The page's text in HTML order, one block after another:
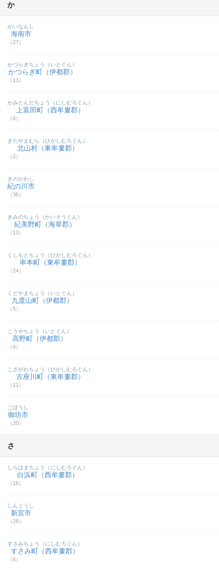
か
海南市
（27）
かいなんし
かつらぎ町（伊都郡）
（13）
かつらぎちょう（いとぐん）
上富田町（西牟婁郡）
（6）
かみとんだちょう（にしむろぐん）
北山村（東牟婁郡）
（2）
きたやまむら（ひがしむろぐん）
紀の川市
（36）
きのかわし
紀美野町（海草郡）
（13）
きみのちょう（かいそうぐん）
串本町（東牟婁郡）
（24）
くしもとちょう（ひがしむろぐん）
九度山町（伊都郡）
（5）
くどやまちょう（いとぐん）
高野町（伊都郡）
（4）
こうやちょう（いとぐん）
古座川町（東牟婁郡）
（11）
こざがわちょう（ひがしむろぐん）
御坊市
（20）
ごぼうし
さ
白浜町（西牟婁郡）
（16）
しらはまちょう（にしむろぐん）
新宮市
（28）
しんぐうし
すさみ町（西牟婁郡）
（6）
すさみちょう（にしむろぐん）